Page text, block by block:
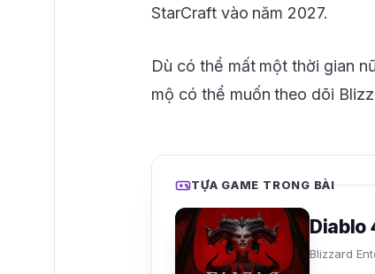
StarCraft vào năm 2027.
Dù có thể mất một thời gian
mộ có thể muốn theo dõi
TỰA GAME TRONG BÀI
Diablo
Blizzard